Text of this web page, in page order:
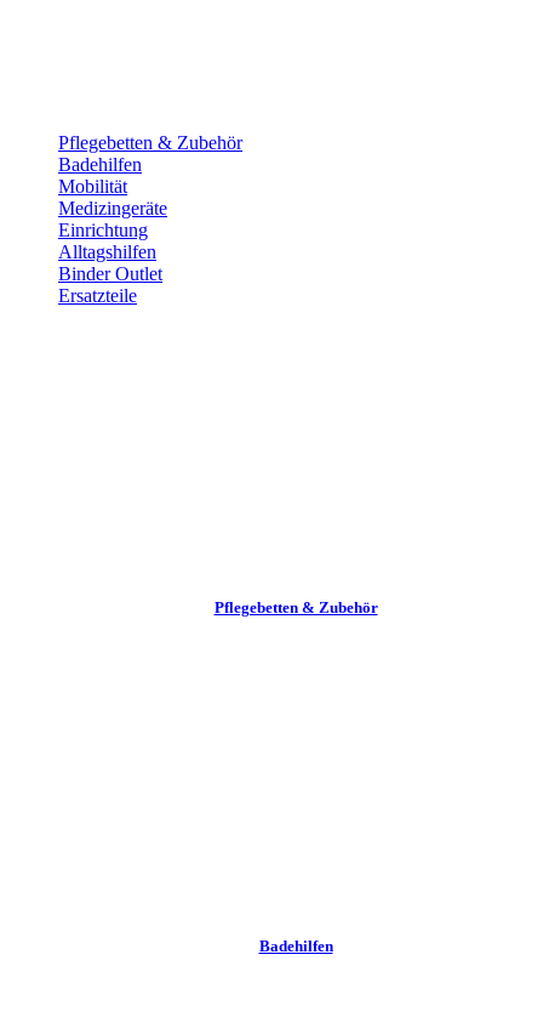
Pflege­betten & Zubehör
Badehilfen
Mobilität
Medizingeräte
Einrichtung
Alltags­hilfen
Binder Outlet
Ersatzteile
Pflege­betten & Zubehör
Badehilfen